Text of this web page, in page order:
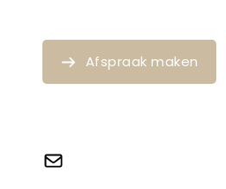
Afspraak maken